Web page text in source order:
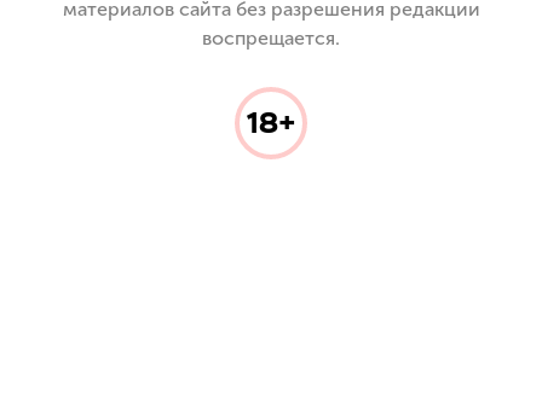
материалов сайта без разрешения редакции
воспрещается.
18+